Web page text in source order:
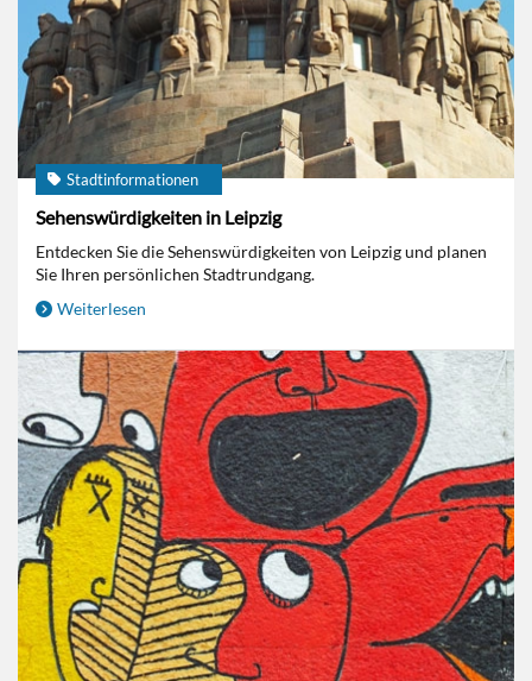
Stadtinformationen
Sehenswürdigkeiten in Leipzig
Entdecken Sie die Sehenswürdigkeiten von Leipzig und planen
Sie Ihren persönlichen Stadtrundgang.
Weiterlesen